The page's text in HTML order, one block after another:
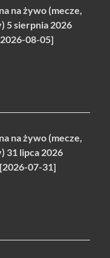
na żywo (mecze,
5 sierpnia 2026
08-05]
na żywo (mecze,
31 lipca 2026
07-31]